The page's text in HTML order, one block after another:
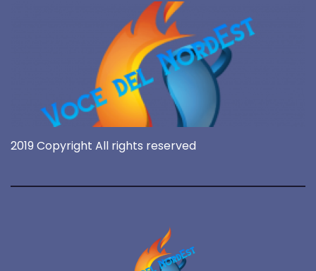
2019 Copyright All rights reserved